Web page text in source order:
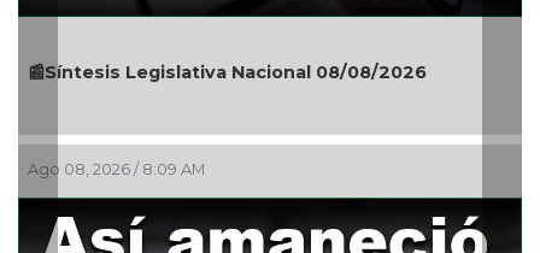
📰Síntesis Legislativa Nacional 08/08/2026
Ago 08, 2026 / 8:09 AM